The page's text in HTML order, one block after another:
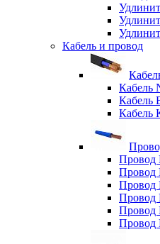
Кабель и провод
Кабель
Кабель
Кабель
Провод
Провод